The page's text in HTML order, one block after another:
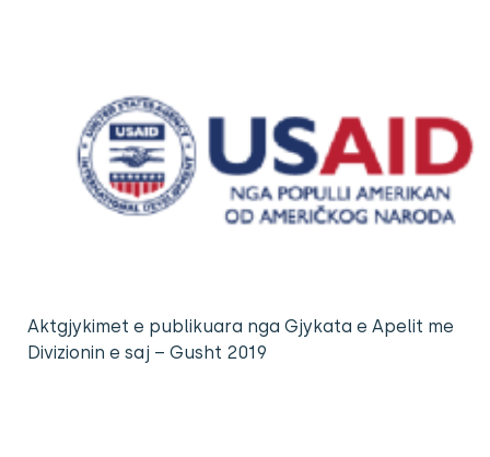
Aktgjykimet e publikuara nga Gjykata e Apelit me
Divizionin e saj – Gusht 2019